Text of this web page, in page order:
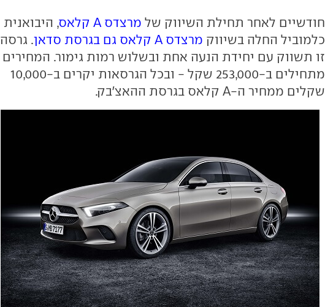
חודשיים לאחר תחילת השיווק של מרצדס A קלאס
, היבואנית
כלמוביל החלה בשיווק מרצדס A קלאס גם בגרסת סדאן
. גרסה
זו תשווק עם יחידת הנעה אחת ובשלוש רמות גימור. המחירים
מתחילים ב-253,000 שקל - ובכל הגרסאות יקרים ב-10,000
שקלים ממחיר ה-A קלאס בגרסת ההאצ'בק.